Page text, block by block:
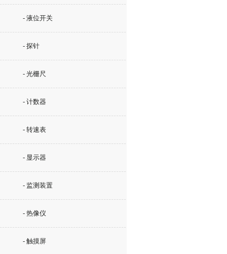
- 液位开关
- 探针
- 光栅尺
- 计数器
- 转速表
- 显示器
- 监测装置
- 热像仪
- 触摸屏